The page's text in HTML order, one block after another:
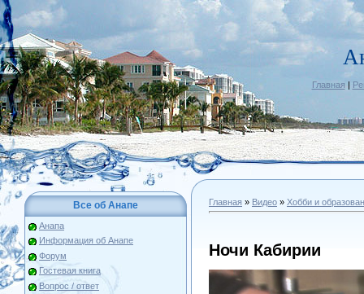
Главная |
Все об Анапе
Анапа
Информация об Анапе
Форум
Гостевая книга
Вопрос / ответ
Главная » Видео » Хобби и
Ночи Кабирии